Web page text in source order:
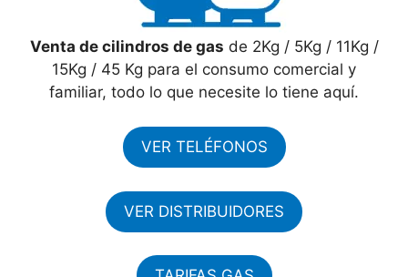
Venta de cilindros de gas de 2Kg / 5Kg / 11Kg /
15Kg / 45 Kg para el consumo comercial y
familiar, todo lo que necesite lo tiene aquí.
VER TELÉFONOS
VER DISTRIBUIDORES